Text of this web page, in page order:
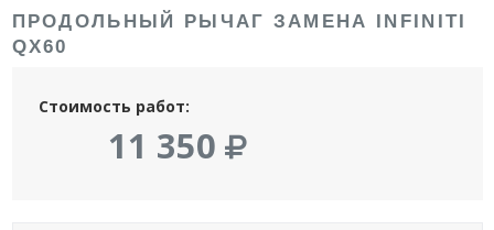
ПРОДОЛЬНЫЙ РЫЧАГ ЗАМЕНА INFINITI
QX60
Стоимость работ:
11 350